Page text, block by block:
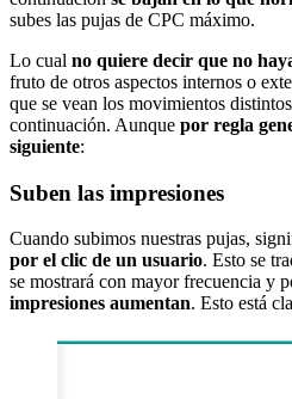
subes las pujas de CPC máximo.
Lo cual no quiere decir que no
fruto de otros aspectos internos o
que se vean los movimientos
continuación. Aunque por regla
siguiente:
Suben las impresiones
Cuando subimos nuestras pujas,
por el clic de un usuario. Esto se
se mostrará con mayor frecuencia y
impresiones aumentan. Esto está